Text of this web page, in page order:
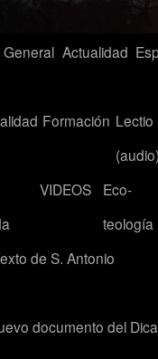
General Actualidad
Formación Lectio
VIDEOS
Eco-
teología
de S. Antonio
documento del